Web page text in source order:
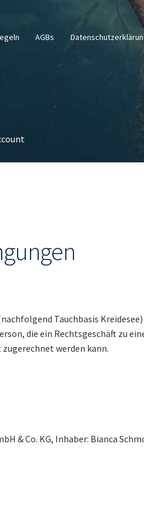
AGBs
Tauchbasis
die ein Rechtsgeschäft zu
werden kann.
& Co. KG, Inhaber: Bianca